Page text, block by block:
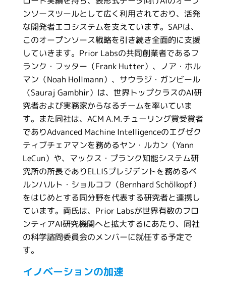
ンソースツールとして広く利用されており、活発
な開発者エコシステムを支えています。SAPは、
このオープンソース戦略を引き続き全面的に支援
していきます。Prior Labsの共同創業者であるフ
ランク・フッター（Frank Hutter）、ノア・ホル
マン（Noah Hollmann）、サウラジ・ガンビール
（Sauraj Gambhir）は、世界トップクラスのAI研
究者および実務家からなるチームを率いていま
す。また同社は、ACM A.M.チューリング賞受賞者
でありAdvanced Machine Intelligenceのエグゼク
ティブチェアマンを務めるヤン・ルカン（Yann
LeCun）や、マックス・プランク知能システム研
究所の所長でありELLISプレジデントを務めるベ
ルンハルト・ショルコフ（Bernhard Schölkopf）
をはじめとする同分野を代表する研究者と連携し
ています。両氏は、Prior Labsが世界有数のフロ
ンティアAI研究機関へと拡大するにあたり、同社
の科学諮問委員会のメンバーに就任する予定で
す。
イノベーションの加速